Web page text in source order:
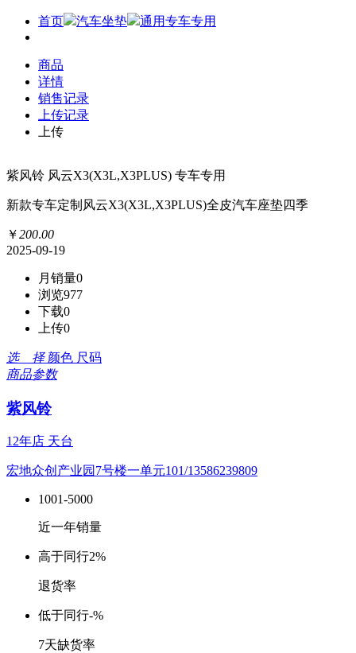
首页 汽车坐垫 通用专车专用
商品
详情
销售记录
上传记录
上传
紫风铃 风云X3(X3L,X3PLUS) 专车专用
新款专车定制风云X3(X3L,X3PLUS)全皮汽车座垫四季
￥200.00
2025-09-19
月销量0
浏览977
下载0
上传0
选 择 颜色 尺码
商品参数
紫风铃
12年店 天台
宏地众创产业园7号楼一单元101/13586239809
1001-5000
近一年销量
高于同行2%
退货率
低于同行-%
7天缺货率